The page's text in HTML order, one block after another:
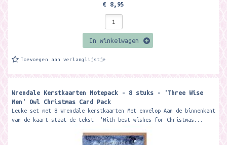
€ 8,95
In winkelwagen
Toevoegen aan verlanglijstje
Wrendale Kerstkaarten Notepack - 8 stuks - 'Three Wise
Men' Owl Christmas Card Pack
Leuke set met 8 Wrendale kerstkaarten Met envelop Aan de binnenkant
van de kaart staat de tekst 'With best wishes for Christmas...